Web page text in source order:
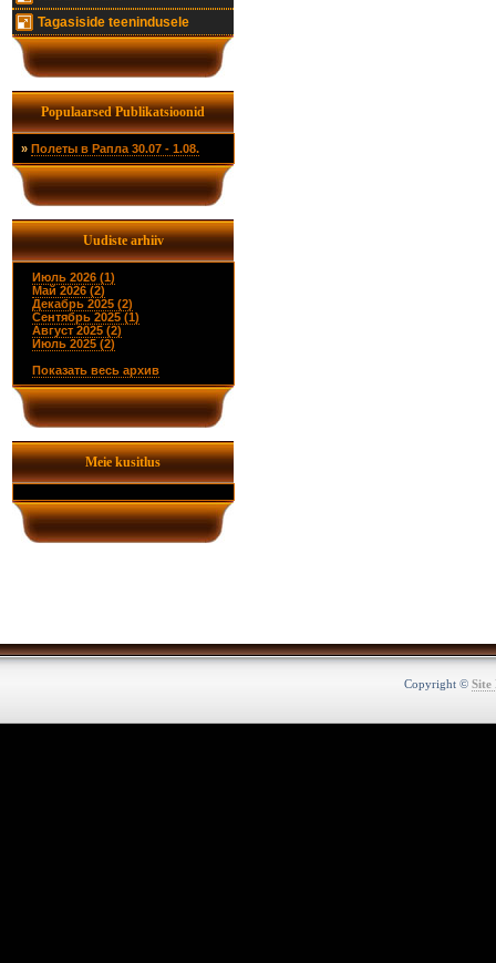
Tagasiside teenindusele
Populaarsed Publikatsioonid
» Полеты в Рапла 30.07 - 1.08.
Uudiste arhiiv
Июль 2026 (1)
Май 2026 (2)
Декабрь 2025 (2)
Сентябрь 2025 (1)
Август 2025 (2)
Июль 2025 (2)
Показать весь архив
Meie kusitlus
Copyright © Site